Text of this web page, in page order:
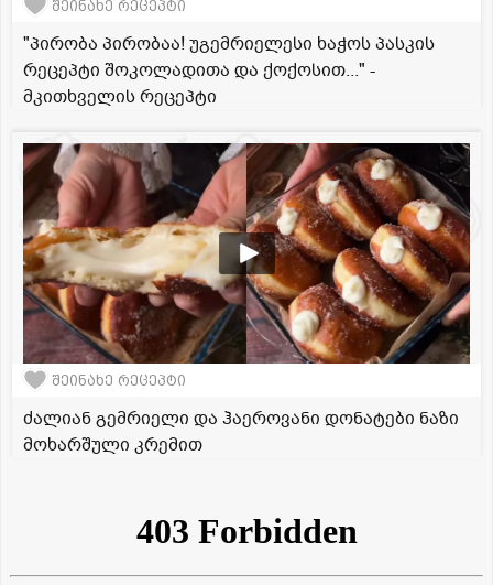
შეინახე რეცეპტი
"პირობა პირობაა! უგემრიელესი ხაჭოს პასკის
რეცეპტი შოკოლადითა და ქოქოსით..." -
მკითხველის რეცეპტი
შეინახე რეცეპტი
ძალიან გემრიელი და ჰაეროვანი დონატები ნაზი
მოხარშული კრემით